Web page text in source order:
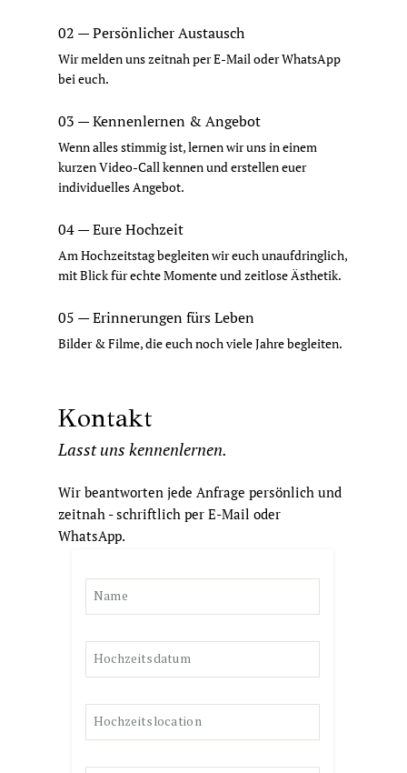
02 — Persönlicher Austausch
Wir melden uns zeitnah per E-Mail oder WhatsApp
bei euch.
03 — Kennenlernen & Angebot
Wenn alles stimmig ist, lernen wir uns in einem
kurzen Video-Call kennen und erstellen euer
individuelles Angebot.
04 — Eure Hochzeit
Am Hochzeitstag begleiten wir euch unaufdringlich,
mit Blick für echte Momente und zeitlose Ästhetik.
05 — Erinnerungen fürs Leben
Bilder & Filme, die euch noch viele Jahre begleiten.
Kontakt
Lasst uns kennenlernen.
Wir beantworten jede Anfrage persönlich und
zeitnah - schriftlich per E-Mail oder
WhatsApp.